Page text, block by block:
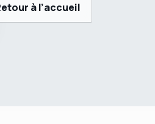
à l’accueil